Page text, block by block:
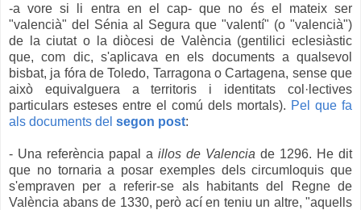
-a vore si li entra en el cap- que no és el mateix ser
"valencià" del Sénia al Segura que "valentí" (o "valencià")
de la ciutat o la diòcesi de València (gentilici eclesiàstic
que, com dic, s'aplicava en els documents a qualsevol
bisbat, ja fóra de Toledo, Tarragona o Cartagena, sense que
això equivalguera a territoris i identitats col·lectives
particulars esteses entre el comú dels mortals). Pel que fa
als documents del segon post:
- Una referència papal a illos de Valencia de 1296. He dit
que no tornaria a posar exemples dels circumloquis que
s'empraven per a referir-se als habitants del Regne de
València abans de 1330, però ací en teniu un altre, "aquells